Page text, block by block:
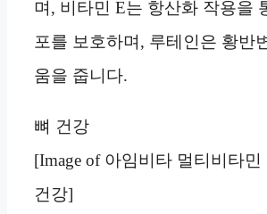
며, 비타민 E는 항산화 작용을
포를 보호하며, 루테인은 황반
움을 줍니다.
뼈 건강
[Image of 아임비타 멀티비타민
건강]